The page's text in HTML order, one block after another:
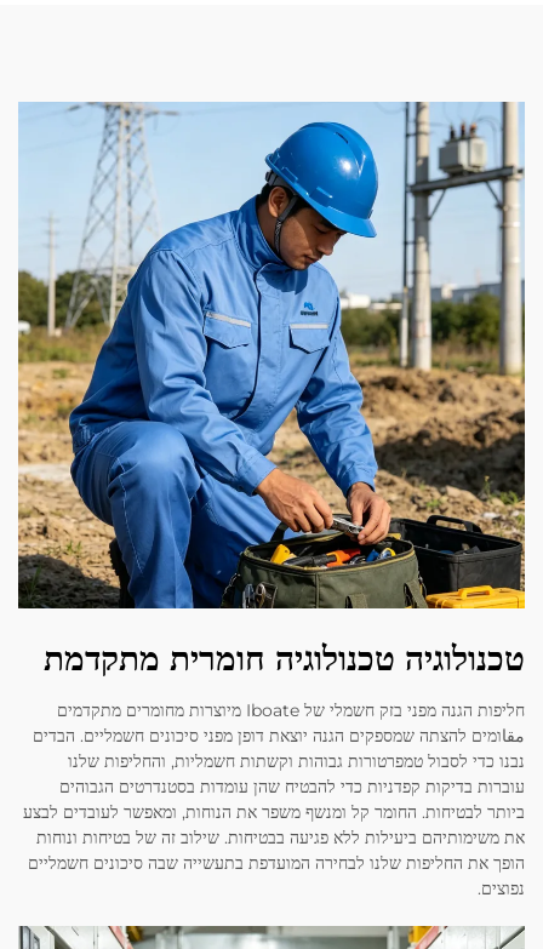
טכנולוגיה טכנולוגיה חומרית מתקדמת
חליפות הגנה מפני בזק חשמלי של Iboate מיוצרות מחומרים מתקדמים
مقاומים להצתה שמספקים הגנה יוצאת דופן מפני סיכונים חשמליים. הבדים
נבנו כדי לסבול טמפרטורות גבוהות וקשתות חשמליות, והחליפות שלנו
עוברות בדיקות קפדניות כדי להבטיח שהן עומדות בסטנדרטים הגבוהים
ביותר לבטיחות. החומר קל ומנשף משפר את הנוחות, ומאפשר לעובדים לבצע
את משימותיהם ביעילות ללא פגיעה בבטיחות. שילוב זה של בטיחות ונוחות
הופך את החליפות שלנו לבחירה המועדפת בתעשייה שבה סיכונים חשמליים
נפוצים.